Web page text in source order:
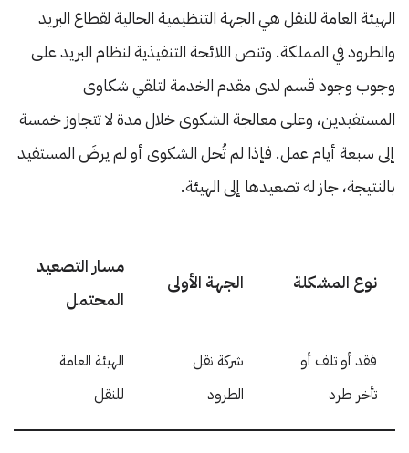
الهيئة العامة للنقل هي الجهة التنظيمية الحالية لقطاع البريد
والطرود في المملكة. وتنص اللائحة التنفيذية لنظام البريد على
وجوب وجود قسم لدى مقدم الخدمة لتلقي شكاوى
المستفيدين، وعلى معالجة الشكوى خلال مدة لا تتجاوز خمسة
إلى سبعة أيام عمل. فإذا لم تُحل الشكوى أو لم يرضَ المستفيد
بالنتيجة، جاز له تصعيدها إلى الهيئة.
نوع المشكلة الجهة الأولى
مسار التصعيد
المحتمل
فقد أو تلف أو
تأخر طرد
شركة نقل
الطرود
الهيئة العامة
للنقل